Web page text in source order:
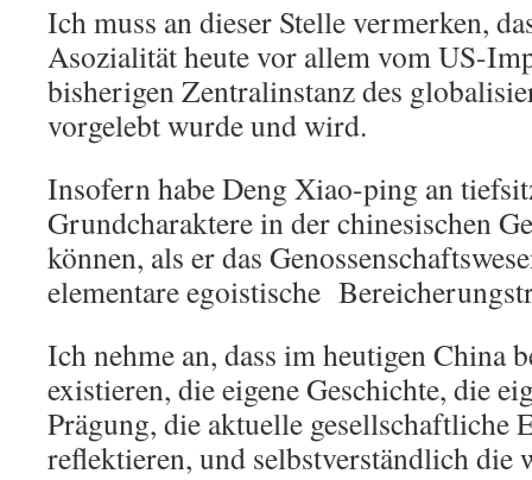
Ich muss an dieser Stelle vermerken,
Asozialität heute vor allem vom US-
bisherigen Zentralinstanz des
vorgelebt wurde und wird.
Insofern habe Deng Xiao-ping an
Grundcharaktere in der chinesischen
können, als er das
elementare egoistische
Ich nehme an, dass im heutigen China
existieren, die eigene Geschichte, die
Prägung, die aktuelle
reflektieren, und selbstverständlich die